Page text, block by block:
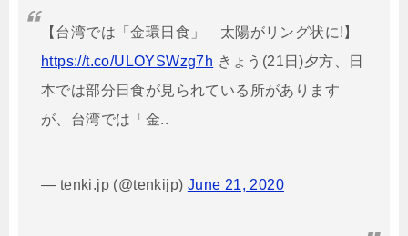
【台湾では「金環日食」 太陽がリング状に!】
https://t.co/ULOYSWzg7h きょう(21日)夕方、日
本では部分日食が見られている所があります
が、台湾では「金..
— tenki.jp (@tenkijp) June 21, 2020